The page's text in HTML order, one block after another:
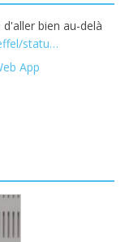
d'aller bien au-delà
statu…
App